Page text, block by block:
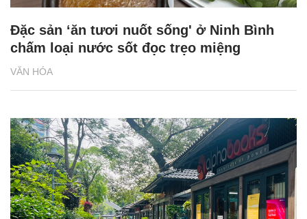
VĂN HÓA
Đặc sản ‘ăn tươi nuốt sống' ở Ninh Bình
chấm loại nước sốt đọc trẹo miệng